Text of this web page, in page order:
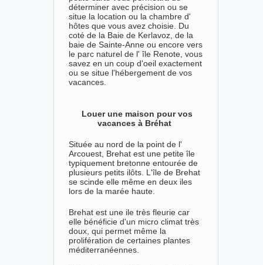
déterminer avec précision ou se
situe la location ou la chambre d'
hôtes que vous avez choisie. Du
coté de la Baie de Kerlavoz, de la
baie de Sainte-Anne ou encore vers
le parc naturel de l' île Renote, vous
savez en un coup d'oeil exactement
ou se situe l'hébergement de vos
vacances.
Louer une maison pour vos
vacances à Bréhat
Située au nord de la point de l'
Arcouest, Brehat est une petite île
typiquement bretonne entourée de
plusieurs petits ilôts. L'île de Brehat
se scinde elle même en deux iles
lors de la marée haute.
Brehat est une ile très fleurie car
elle bénéficie d'un micro climat très
doux, qui permet même la
prolifération de certaines plantes
méditerranéennes.